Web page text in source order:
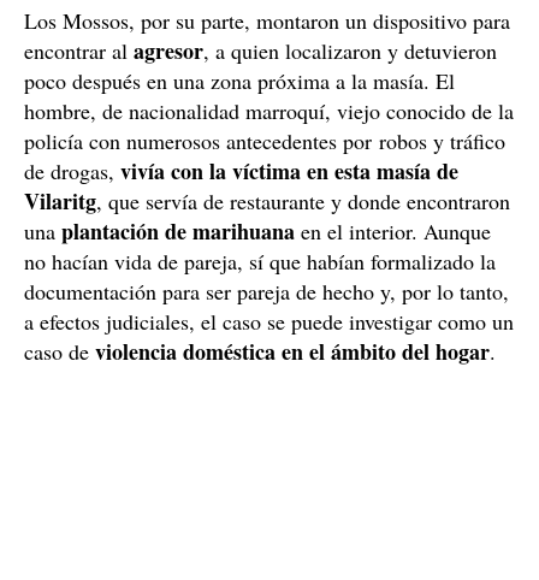
Los Mossos, por su parte, montaron un dispositivo para
encontrar al agresor, a quien localizaron y detuvieron
poco después en una zona próxima a la masía. El
hombre, de nacionalidad marroquí, viejo conocido de la
policía con numerosos antecedentes por robos y tráfico
de drogas, vivía con la víctima en esta masía de
Vilaritg, que servía de restaurante y donde encontraron
una plantación de marihuana en el interior. Aunque
no hacían vida de pareja, sí que habían formalizado la
documentación para ser pareja de hecho y, por lo tanto,
a efectos judiciales, el caso se puede investigar como un
caso de violencia doméstica en el ámbito del hogar.